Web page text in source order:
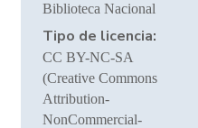
Biblioteca Nacional
Tipo de licencia:
CC BY-NC-SA
(Creative Commons
Attribution-
NonCommercial-